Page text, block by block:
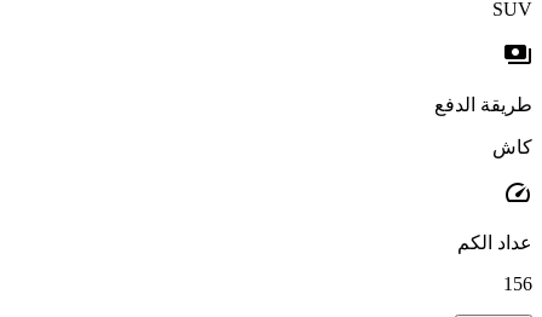
SUV
payments
طريقة الدفع
كاش
speed
عداد الكم
156